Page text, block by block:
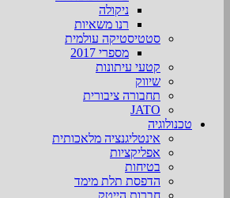
ניקולה
רנו משאיות
סטטיסטיקה עולמית
מספרי 2017
קטעי עיתונות
שיווק
תחבורה ציבורית
JATO
טכנולוגיה
אינטליגנציה מלאכותית
אפליקציות
בטיחות
הדפסת תלת מימד
חברות הייטק